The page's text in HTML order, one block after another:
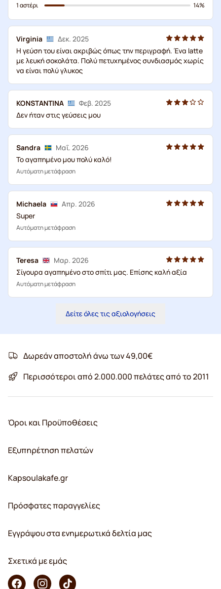
1 αστέρι
14%
Virginia
Δεκ. 2025
Η γεύση του είναι ακριβώς όπως την περιγραφή. Ένα latte
με λευκή σοκολάτα. Πολύ πετυχημένος συνδιασμός χωρίς
να είναι πολύ γλυκος
KONSTANTINA
Φεβ. 2025
Δεν ήταν στις γεύσεις μου
Sandra
Μαΐ. 2026
Το αγαπημένο μου πολύ καλό!
Αυτόματη μετάφραση
Michaela
Απρ. 2026
Super
Αυτόματη μετάφραση
Teresa
Μαρ. 2026
Σίγουρα αγαπημένο στο σπίτι μας. Επίσης καλή αξία
Αυτόματη μετάφραση
Δείτε όλες τις αξιολογήσεις
Δωρεάν αποστολή άνω των 49,00€
Περισσότεροι από 2.000.000 πελάτες από το 2011
Όροι και Προϋποθέσεις
Εξυπηρέτηση πελατών
Kapsoulakafe.gr
Πρόσφατες παραγγελίες
Εγγράψου στα ενημερωτικά δελτία μας
Σχετικά με εμάς